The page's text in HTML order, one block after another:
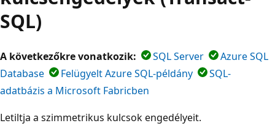
SQL)
A következőkre vonatkozik: SQL Server
Azure SQL
Database
Felügyelt Azure SQL-példány
SQL-
adatbázis a Microsoft Fabricben
Letiltja a szimmetrikus kulcsok engedélyeit.